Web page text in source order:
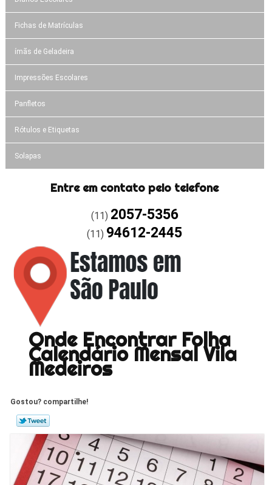
Fichas de Matrículas
ímãs de Geladeira
Impressões Escolares
Panfletos
Rótulos e Etiquetas
Solapas
Entre em contato pelo telefone
(11) 2057-5356
(11) 94612-2445
Onde Encontrar Folha
Calendário Mensal Vila
Medeiros
Gostou? compartilhe!